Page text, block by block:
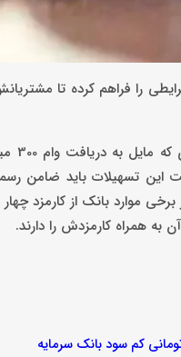
این تسهیلات باید ضامن